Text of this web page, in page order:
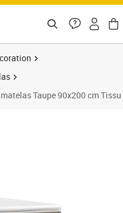
Taupe 90x200 cm Tissu